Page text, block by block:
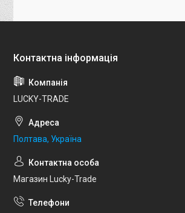
LUCKY-TRADE
Полтава, Україна
Магазин Lucky-Trade